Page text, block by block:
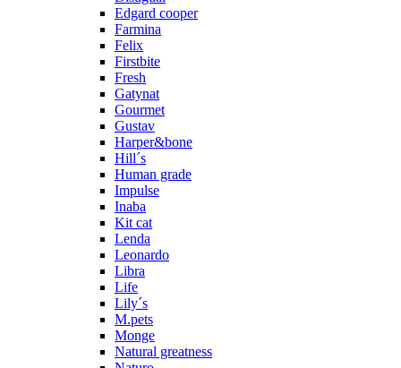
Edgard cooper
Farmina
Felix
Firstbite
Fresh
Gatynat
Gourmet
Gustav
Harper&bone
Hill´s
Human grade
Impulse
Inaba
Kit cat
Lenda
Leonardo
Libra
Life
Lily´s
M.pets
Monge
Natural greatness